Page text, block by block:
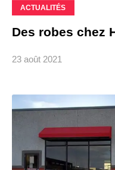
ACTUALITÉS
Des robes chez
23 août 2021